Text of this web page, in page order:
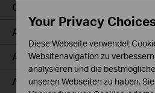
Campus
Access Max
Aggregation
Access Plus
Your Privacy
Diese Webseite verwendet
Websitenavigation zu
analysieren und die
unseren Webseiten zu haben.